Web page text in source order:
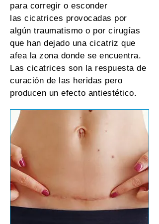
para corregir o esconder
las cicatrices provocadas por
algún traumatismo o por cirugías
que han dejado una cicatriz que
afea la zona donde se encuentra.
Las cicatrices son la respuesta de
curación de las heridas pero
producen un efecto antiestético.